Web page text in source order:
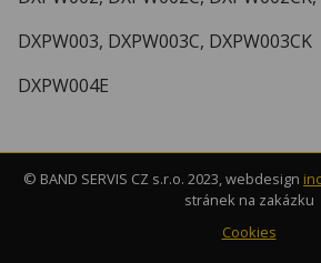
DXPW003, DXPW003C, DXPW003CK
DXPW004E
© BAND SERVIS CZ s.r.o. 2023, webdesign
stránek na zakázku
Cookies